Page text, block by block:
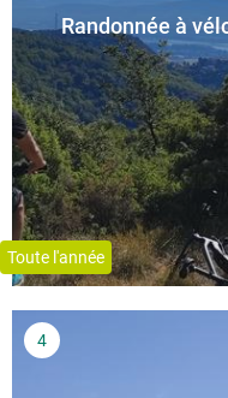
Randonnée à
Toute l'année